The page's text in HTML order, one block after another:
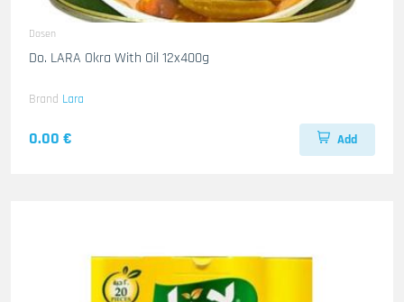
Dosen
Do. LARA Okra With Oil 12x400g
Brand Lara
0.00 € Add